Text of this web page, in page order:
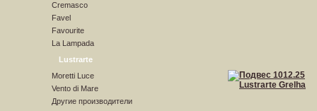
Cremasco
Favel
Favourite
La Lampada
Lustrarte
Moretti Luce
Vento di Mare
Другие производители